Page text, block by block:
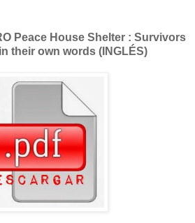
Peace House Shelter : Survivors
their own words (INGLÉS)